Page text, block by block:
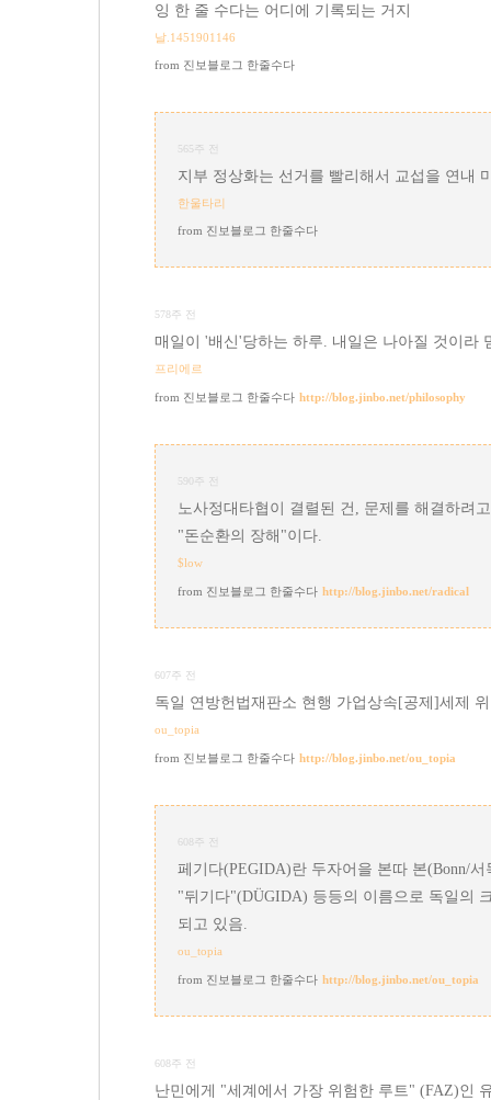
잉 한 줄 수다는 어디에 기록되는 거지
날.1451901146
진보블로그 한줄수다
565주 전
지부 정상화는 선거를 빨리해서 교섭을 연내
한울타리
진보블로그 한줄수다
578주 전
매일이 '배신'당하는 하루. 내일은 나아질 것이라
프리에르
진보블로그 한줄수다 http://blog.jinbo.net/philosophy
590주 전
노사정대타협이 결렬된 건, 문제를 해결하려
"돈순환의 장해"이다.
$low
진보블로그 한줄수다 http://blog.jinbo.net/radical
607주 전
독일 연방헌법재판소 현행 가업상속[공제]세제
ou_topia
진보블로그 한줄수다 http://blog.jinbo.net/ou_topia
608주 전
페기다(PEGIDA)란 두자어을 본따 본(Bonn/
"뒤기다"(DÜGIDA) 등등의 이름으로 독일의
되고 있음.
ou_topia
진보블로그 한줄수다 http://blog.jinbo.net/ou_topia
608주 전
난민에게 "세계에서 가장 위험한 루트" (FAZ)인